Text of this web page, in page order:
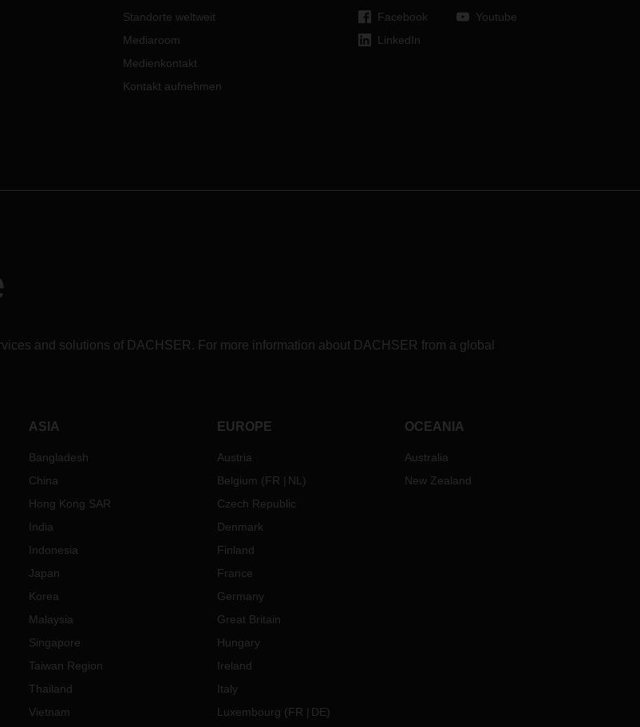
Benelux-Staaten zurück.
Standorte weltweit
Mediaroom
Medienkontakt
Kontakt aufnehmen
Facebook
LinkedIn
Youtube
and solutions of DACHSER. For more information about DACHSER from a global
ASIA
Bangladesh
China
Hong Kong SAR
India
Indonesia
Japan
Korea
Malaysia
Singapore
Taiwan Region
Thailand
Vietnam
EUROPE
Austria
Belgium (FR NL )
Czech Republic
Denmark
Finland
France
Germany
Great Britain
Hungary
Ireland
Italy
Luxembourg (FR DE)
OCEANIA
Australia
New Zealand